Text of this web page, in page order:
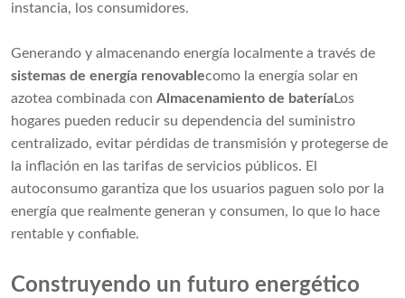
instancia, los consumidores.
Generando y almacenando energía localmente a través de
sistemas de energía renovablecomo la energía solar en
azotea combinada con Almacenamiento de bateríaLos
hogares pueden reducir su dependencia del suministro
centralizado, evitar pérdidas de transmisión y protegerse de
la inflación en las tarifas de servicios públicos. El
autoconsumo garantiza que los usuarios paguen solo por la
energía que realmente generan y consumen, lo que lo hace
rentable y confiable.
Construyendo un futuro energético